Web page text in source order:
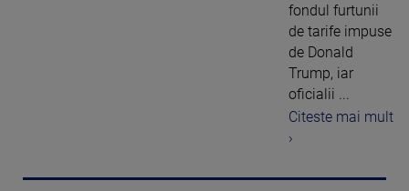
fondul furtunii
de tarife impuse
de Donald
Trump, iar
oficialii ...
Citeste mai mult
›